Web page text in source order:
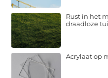
Rust in het
draadloze
Acrylaat op